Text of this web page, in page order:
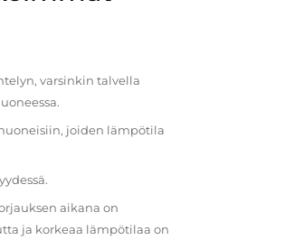
varsinkin talvella
joiden lämpötila
aikana on
ja korkeaa lämpötilaa on